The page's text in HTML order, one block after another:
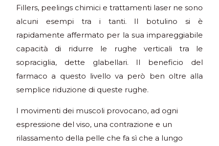
Fillers, peelings chimici e trattamenti laser ne sono
alcuni esempi tra i tanti. Il botulino si è
rapidamente affermato per la sua impareggiabile
capacità di ridurre le rughe verticali tra le
sopraciglia, dette glabellari. Il beneficio del
farmaco a questo livello va però ben oltre alla
semplice riduzione di queste rughe.
I movimenti dei muscoli provocano, ad ogni
espressione del viso, una contrazione e un
rilassamento della pelle che fa sì che a lungo